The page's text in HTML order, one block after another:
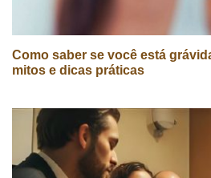
Como saber se você está
mitos e dicas práticas